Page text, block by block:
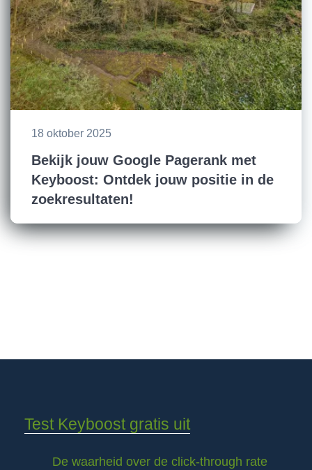
18 oktober 2025
Bekijk jouw Google Pagerank met
Keyboost: Ontdek jouw positie in de
zoekresultaten!
Test Keyboost gratis uit
De waarheid over de click-through rate